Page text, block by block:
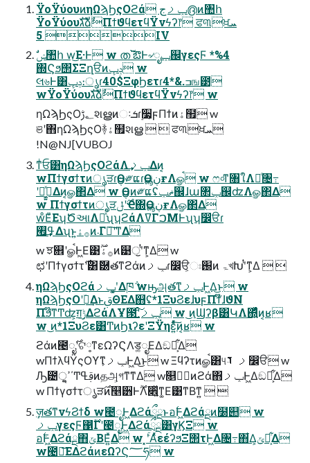
ΫοΫύουͷηΩϡϦςΟϩά ݕࡧج൫ͷ঺հ
ΫοΫύουגࣜձࣾΠϯϑϥετϥΫνϟʔ෦ ਫ୩ਖ਼ܚ
 5IV
΍Ϛϧ΢ΣΞղੳͷݚڀ w
લ৬Ͱ͸ݚڀ։ൃɾ40$ΞφϦετɾ4*&.ߏங౳
wΫοΫύουגࣜձࣾΠϯϑϥετϥΫνϟʔ෦ w
ηΩϡϦςΟ؂ࢹશൠͷઃܭɾ࣮૷͕ϝΠϯͷۀ຿ w
ଞʹ΋ηΩϡϦςΟؔ࿈ۀ຿શൠ   ਫ୩ਖ਼ܚ
!N@NJ[VUBOJ
ͳͥਓ͸ηΩϡϦςΟϩάΛݕࡧ͢Δͷ͔
wΠϯγσϯτͷൃੜɾӨڹ༗ແɾӨڹൣғΛௐࠪ w ෆ৹ͳ৘ใΛಘͨ৔߹
ʹԿ͕ى͖͍ͯΔͷ͔ௐ΂Δ w Өڹͷ༗ແʢޡݕ஌ɺա৒ݕ஌ʣΛௐ΂Δ
w Πϯγσϯτͷൃੜ࣌ʹݪҼ΍ӨڹൣғΛௐ΂Δ
wͦΕͧΕʮԾઆΛཱͯͯʯʮϩάΛߜΓࠐΜͰʯʮ෼ੳɾ
ߟ࡯͢Δʯͱ͍͏࡞ۀͷ܁Γฦ͠ʹͳΔ
w ਝ଎ʹௐࠪͰ͖Ε͹࡞ۀ࣌ؒͷ୹ॖʹͭͳ͕Δ w
ಛʹΠϯγσϯτ࣌ʹ͸ޮ཰తͳϩάͷݕࡧɾ෼ੳ͕ඃ֐ͷ ۃখԽʹͭͳ͕Δ  
ηΩϡϦςΟϩάݕࡧʹ͓͚Δཁ݅ wԣஅతͳݕࡧ͕Ͱ͖Δ͜ͱ w
ηΩϡϦςΟʹؔ࿈͢ΔͱࢥΘΕΔ஋ʢ*1ΞυϨεɺυϝΠϯ໊ɺϑΝ
Πϧ໊ͳͲʣ͕ग़ݱ͢ΔϩάΛҰ౓ʹݕࡧ͍ͨ͠ w ͜ͷϢʔβ͸ԿΛ΍͍ͬͯͨͷ͔ʁ
w ͜ͷ*1ΞυϨε͸ͲͷϦιʔεʹΞΫηε͍ͯͨ͠ͷ͔ʁ w
ϩάͷ౤ೖ࣌ʹଟ༷ͳεΩʔϚΛड͚ೖΕΔඞཁ͕͋Δ
wΠϯλϥΫςΟϒͳݕࡧ͕Ͱ͖Δ͜ͱ w Ξϥʔτͷௐࠪ͸୳ࡧܕ෼ੳ w
Ԡ౴ੑ͕ߴ͍΄Ͳࢥߟͷதஅ͕গͳ͘ͳΔ w௕ظؒͷϩά΋ݕࡧͰ͖Δඞཁ͕͋Δ
w Πϯγσϯτൃੜ࣌ͷ௥੻Ͱ࣌ؒΛ૎͍͔ͬͯͳ͚Ε͹ͳΒͳ͍  
ٕज़తͳνϟϨϯδ w౤ೖͰ͖Δϩάྲྀྔͱอ࣋Ͱ͖Δϩάྔͷ໰୊ w
ݕࡧγεςϜ΁࣌ؒ͋ͨΓʹ౤ೖͰ͖Δϩάྲྀྔ͸γϏΞ w
อ࣋Ͱ͖Δϩάྔ΋ݶΒΕ͍ͯΔ w ͓ۚʹΑͬͯεέʔϧΞ΢τͰ͖Δ৔߹΋͋Δ͕ݶք͕͋Δ
w౤ೖ͞ΕΔϩάͷεΩʔϚ؅ཧ w